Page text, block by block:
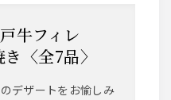
〈全7品〉
デザートをお愉しみ